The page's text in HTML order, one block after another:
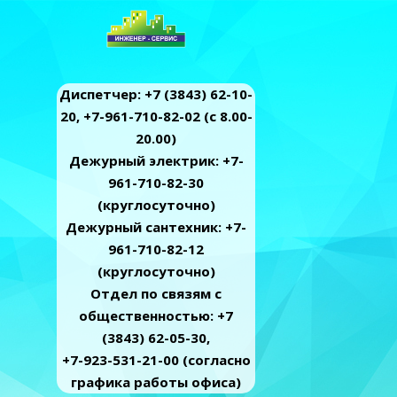
Диспетчер: +7 (3843) 62-10-
20, +7-961-710-82-02 (c 8.00-
20.00)
Дежурный электрик: +7-
961-710-82-30
(круглосуточно)
Дежурный сантехник: +7-
961-710-82-12
(круглосуточно)
Отдел по связям с
общественностью: +7
(3843) 62-05-30,
+7-923-531-21-00 (согласно
графика работы офиса)